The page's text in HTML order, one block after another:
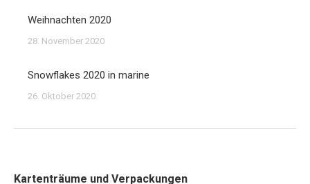
Weihnachten 2020
28. November 2020
Snowflakes 2020 in marine
26. Oktober 2020
Kartenträume und Verpackungen